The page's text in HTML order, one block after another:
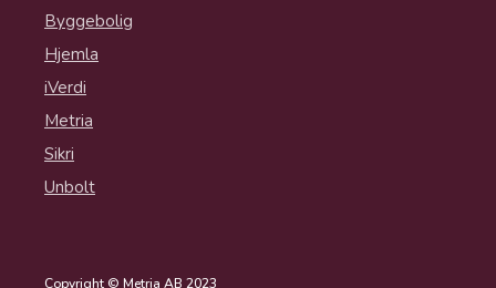
Byggebolig
Hjemla
iVerdi
Metria
Sikri
Unbolt
Copyright © Metria AB 2023